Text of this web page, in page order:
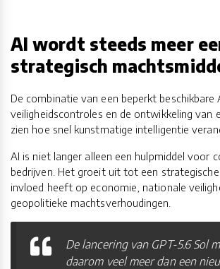
AI wordt steeds meer
strategisch
De combinatie van een beperkt beschikbare
veiligheidscontroles en de ontwikkeling van
zien hoe snel kunstmatige intelligentie
AI is niet langer alleen een hulpmiddel voor
bedrijven. Het groeit uit tot een
invloed heeft op economie, nationale
geopolitieke machtsverhoudingen.
De lancering van GPT-5.6 Sol
daarom veel meer dan een